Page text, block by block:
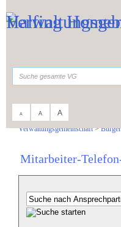
A A A
Verwaltungsgemeinschaft>
Mitarbeiter-